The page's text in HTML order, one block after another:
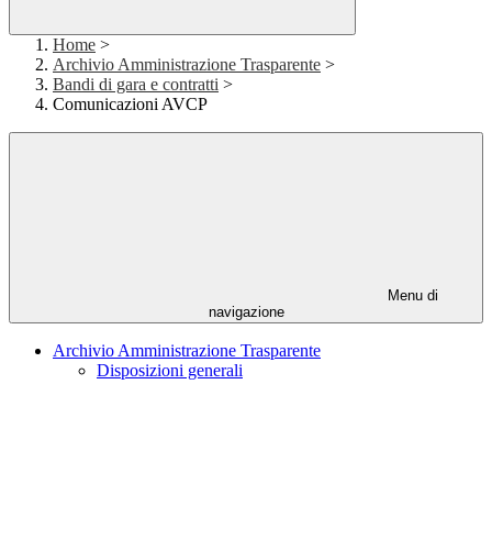
Home >
Archivio Amministrazione Trasparente >
Bandi di gara e contratti >
Comunicazioni AVCP
Menu di
navigazione
Archivio Amministrazione Trasparente
Disposizioni generali